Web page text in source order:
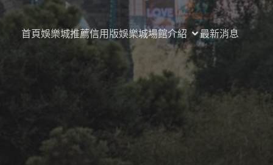
首頁娛樂城推薦信用版娛樂城場館介紹 最新消息